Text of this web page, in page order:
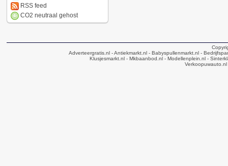
RSS feed
CO2 neutraal gehost
Adverteergratis.nl - Antiekmarkt.nl - Babyspullenmarkt.nl -
Klusjesmarkt.nl- Mkbaanbod.nl- Modellenplein.nl-
Verkoopuwauto.nl